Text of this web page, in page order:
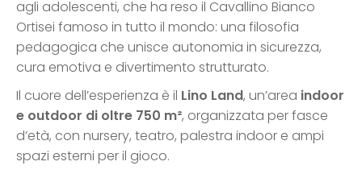
agli adolescenti, che ha reso il Cavallino Bianco
Ortisei famoso in tutto il mondo: una filosofia
pedagogica che unisce autonomia in sicurezza,
cura emotiva e divertimento strutturato.
Il cuore dell’esperienza è il Lino Land, un’area indoor
e outdoor di oltre 750 m², organizzata per fasce
d’età, con nursery, teatro, palestra indoor e ampi
spazi esterni per il gioco.